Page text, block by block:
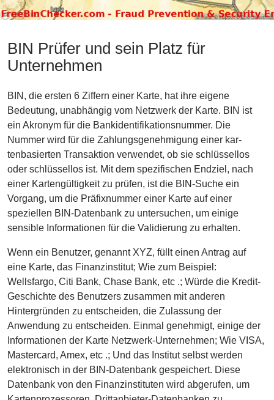
BIN Prüfer und sein Platz für
Unternehmen
BIN, die ersten 6 Ziffern einer Karte, hat ihre eigene
Bedeutung, unabhängig vom Netzwerk der Karte. BIN ist
ein Akronym für die Bankidentifikationsnummer. Die
Nummer wird für die Zahlungsgenehmigung einer kar-
tenbasierten Transaktion verwendet, ob sie schlüssellos
oder schlüssellos ist. Mit dem spezifischen Endziel, nach
einer Kartengültigkeit zu prüfen, ist die BIN-Suche ein
Vorgang, um die Präfixnummer einer Karte auf einer
speziellen BIN-Datenbank zu untersuchen, um einige
sensible Informationen für die Validierung zu erhalten.
Wenn ein Benutzer, genannt XYZ, füllt einen Antrag auf
eine Karte, das Finanzinstitut; Wie zum Beispiel:
Wellsfargo, Citi Bank, Chase Bank, etc .; Würde die Kredit-
Geschichte des Benutzers zusammen mit anderen
Hintergründen zu entscheiden, die Zulassung der
Anwendung zu entscheiden. Einmal genehmigt, einige der
Informationen der Karte Netzwerk-Unternehmen; Wie VISA,
Mastercard, Amex, etc .; Und das Institut selbst werden
elektronisch in der BIN-Datenbank gespeichert. Diese
Datenbank von den Finanzinstituten wird abgerufen, um